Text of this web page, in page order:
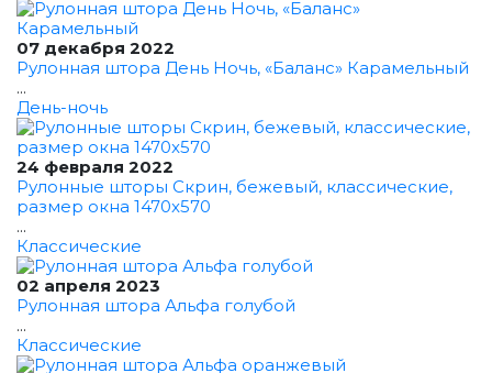
07 декабря 2022
Рулонная штора День Ночь, «Баланс» Карамельный
...
День-ночь
24 февраля 2022
Рулонные шторы Скрин, бежевый, классические,
размер окна 1470x570
...
Классические
02 апреля 2023
Рулонная штора Альфа голубой
...
Классические